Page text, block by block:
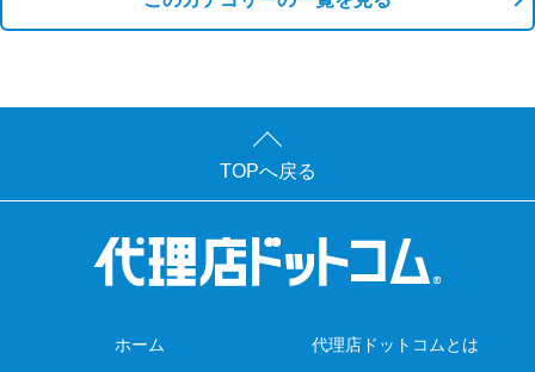
TOPへ戻る
ホーム 代理店ドットコムとは